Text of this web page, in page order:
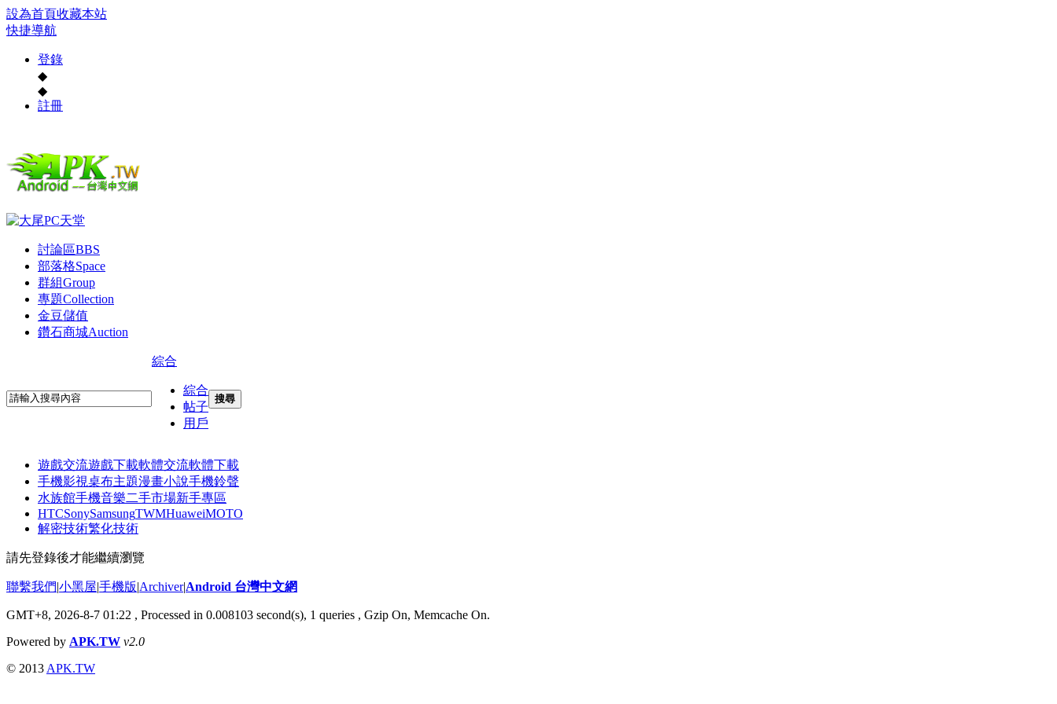
設為首頁收藏本站
快捷導航
登錄
◆
◆
註冊
討論區BBS
部落格Space
群組Group
專題Collection
金豆儲值
鑽石商城Auction
綜合
綜合
帖子
用戶
搜尋
遊戲交流遊戲下載軟體交流軟體下載
手機影視桌布主題漫畫小說手機鈴聲
水族館手機音樂二手市場新手專區
HTCSonySamsungTWMHuaweiMOTO
解密技術繁化技術
請先登錄後才能繼續瀏覽
聯繫我們|小黑屋|手機版|Archiver|Android 台灣中文網
GMT+8, 2026-8-7 01:22 , Processed in 0.008103 second(s), 1 queries , Gzip On, Memcache On.
Powered by APK.TW v2.0
© 2013 APK.TW